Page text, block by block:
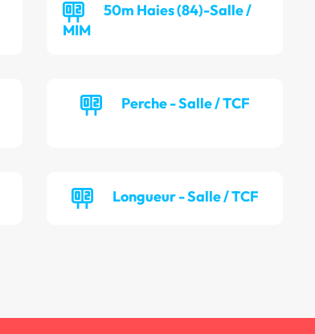
50m Haies (84)-Salle /
MIM
Perche - Salle / TCF
Longueur - Salle / TCF